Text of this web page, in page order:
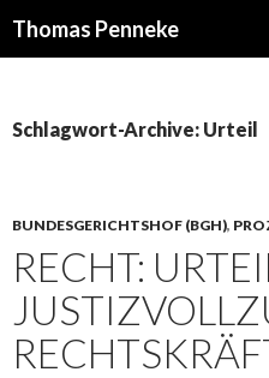
Thomas Penneke
Schlagwort-Archive: Urteil
BUNDESGERICHTSHOF (BGH),
RECHT: